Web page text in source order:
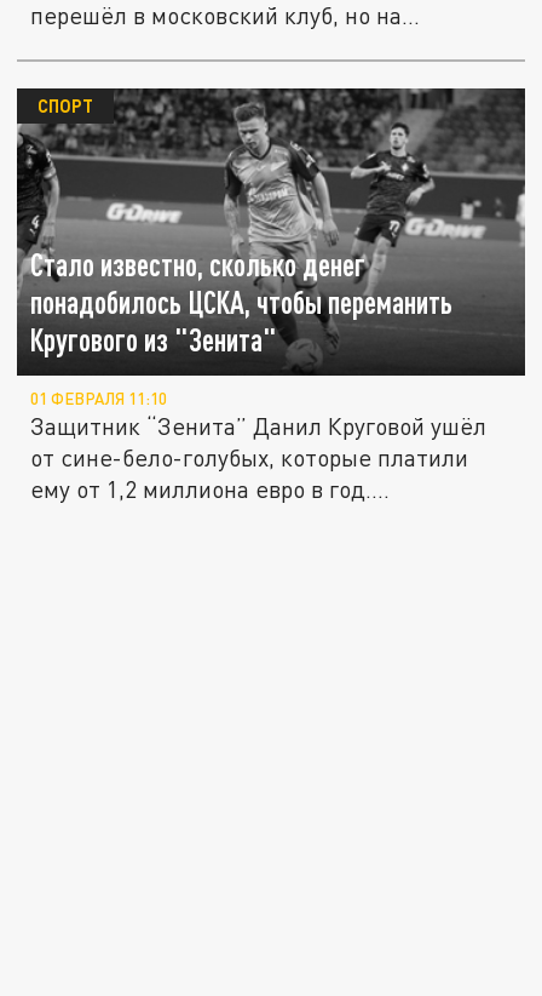
перешёл в московский клуб, но на...
Стало известно, сколько денег
понадобилось ЦСКА, чтобы переманить
Кругового из "Зенита"
СПОРТ
01 ФЕВРАЛЯ 11:10
Защитник “Зенита” Данил Круговой ушёл
от сине-бело-голубых, которые платили
ему от 1,2 миллиона евро в год....